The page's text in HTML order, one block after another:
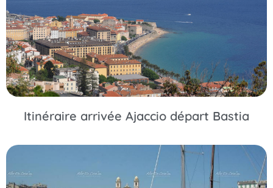
Itinéraire arrivée Ajaccio départ Bastia